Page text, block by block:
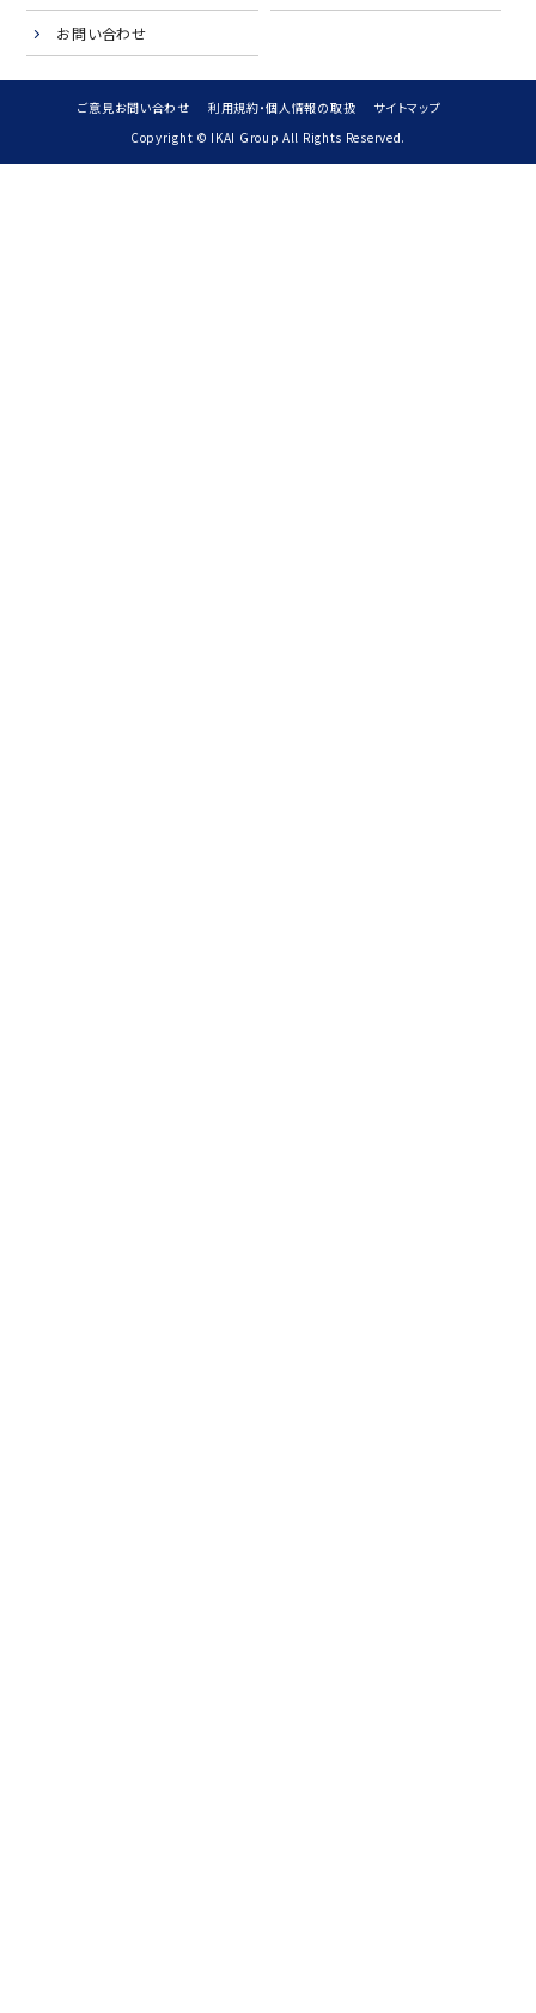
お問い合わせ
ご意見お問い合わせ 利用規約・個人情報の取扱
サイトマップ
Copyright © IKAI Group All Rights Reserved.